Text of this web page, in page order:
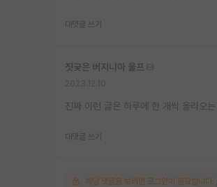
대댓글 쓰기
짓궂은 버지니아 울프
진짜 이런 글은 하루에 한 개씩 올라오
대댓글 쓰기
해당 댓글을 보려면 로그인이 필요합니다.